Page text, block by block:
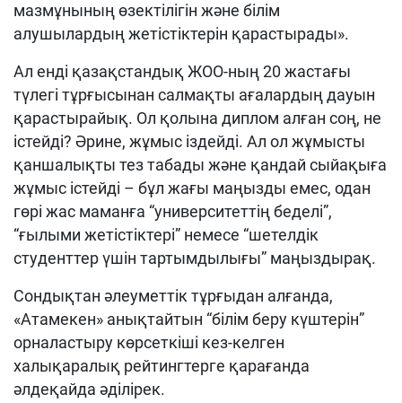
мазмұнының өзектілігін және білім
алушылардың жетістіктерін қарастырады».
Ал енді қазақстандық ЖОО-ның 20 жастағы
түлегі тұрғысынан салмақты ағалардың дауын
қарастырайық. Ол қолына диплом алған соң, не
істейді? Әрине, жұмыс іздейді. Ал ол жұмысты
қаншалықты тез табады және қандай сыйақыға
жұмыс істейді – бұл жағы маңызды емес, одан
гөрі жас маманға “университеттің беделі”,
“ғылыми жетістіктері” немесе “шетелдік
студенттер үшін тартымдылығы” маңыздырақ.
Сондықтан әлеуметтік тұрғыдан алғанда,
«Атамекен» анықтайтын “білім беру күштерін”
орналастыру көрсеткіші кез-келген
халықаралық рейтингтерге қарағанда
әлдеқайда әділірек.